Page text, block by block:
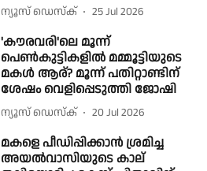
ന്യൂസ് ഡെസ്ക് 25 Jul 2026
'കൗരവരി'ലെ മൂന്ന്
പെൺകുട്ടികളിൽ മമ്മൂട്ടിയുടെ
മകൾ ആര്? മൂന്ന് പതിറ്റാണ്ടിന്
ശേഷം വെളിപ്പെടുത്തി ജോഷി
ന്യൂസ് ഡെസ്ക് 20 Jul 2026
മകളെ പീഡിപ്പിക്കാൻ ശ്രമിച്ച
അയൽവാസിയുടെ കാല്